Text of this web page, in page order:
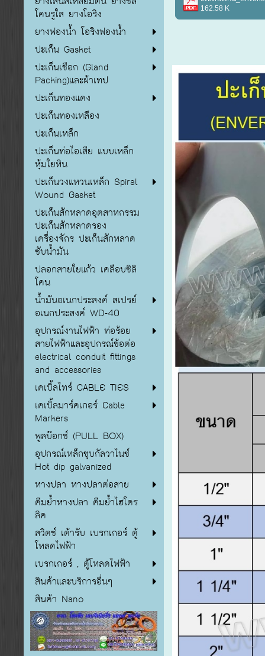
โคนรูใส ยางโอริง
ยางฟองน้ำ โอริงฟองน้ำ
ปะเก็น Gasket
ปะเก็นเชือก (Gland
Packing)และผ้าเทป
ปะเก็นทองแดง
ปะเก็นทองเหลือง
ปะเก็นเหล็ก
ปะเก็นท่อไอเสีย แบบเหล็ก
หุ้มใยหิน
ปะเก็นวงแหวนเหล็ก Spiral
Wound Gasket
ปะเก็นสักหลาดอุตสาหกรรม
ปะเก็นสักหลาดรอง
เครื่องจักร ปะเก็นสักหลาด
ซับน้ำมัน
ปลอกสายใยแก้ว เคลือบซิลิ
โคน
น้ำมันอเนกประสงค์ สเปรย์
อเนกประสงค์ WD-40
อุปกรณ์งานไฟฟ้า ท่อร้อย
สายไฟฟ้าและอุปกรณ์ข้อต่อ
electrical conduit fittings
and accessories
เคเบิ้ลไทร์ CABLE TIES
เคเบิ้ลมาร์คเกอร์ Cable
Markers
พูลบ๊อกซ์ (PULL BOX)
อุปกรณ์เหล็กชุบกัลวาไนซ์
Hot dip galvanized
หางปลา หางปลาต่อสาย
คีมย้ำหางปลา คีมย้ำไฮโดร
ลิค
สวิตซ์ เต้ารับ เบรกเกอร์ ตู้
โหลดไฟฟ้า
เบรกเกอร์ , ตู้โหลดไฟฟ้า
สินค้าและบริการอื่นๆ
สินค้า Nano
162.58 K